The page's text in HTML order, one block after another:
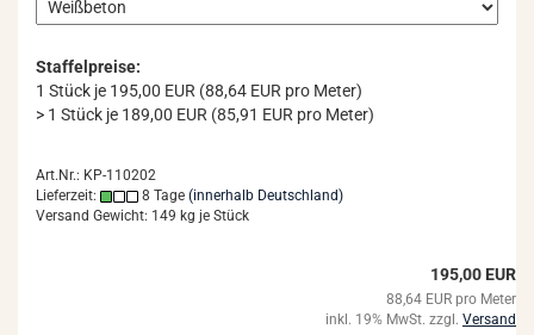
Staffelpreise:
1 Stück je 195,00 EUR (88,64 EUR pro Meter)
> 1 Stück je 189,00 EUR (85,91 EUR pro Meter)
Art.Nr.: KP-110202
Lieferzeit:
8 Tage (innerhalb Deutschland)
Versand Gewicht: 149 kg je Stück
195,00 EUR
88,64 EUR pro Meter
inkl. 19% MwSt. zzgl. Versand